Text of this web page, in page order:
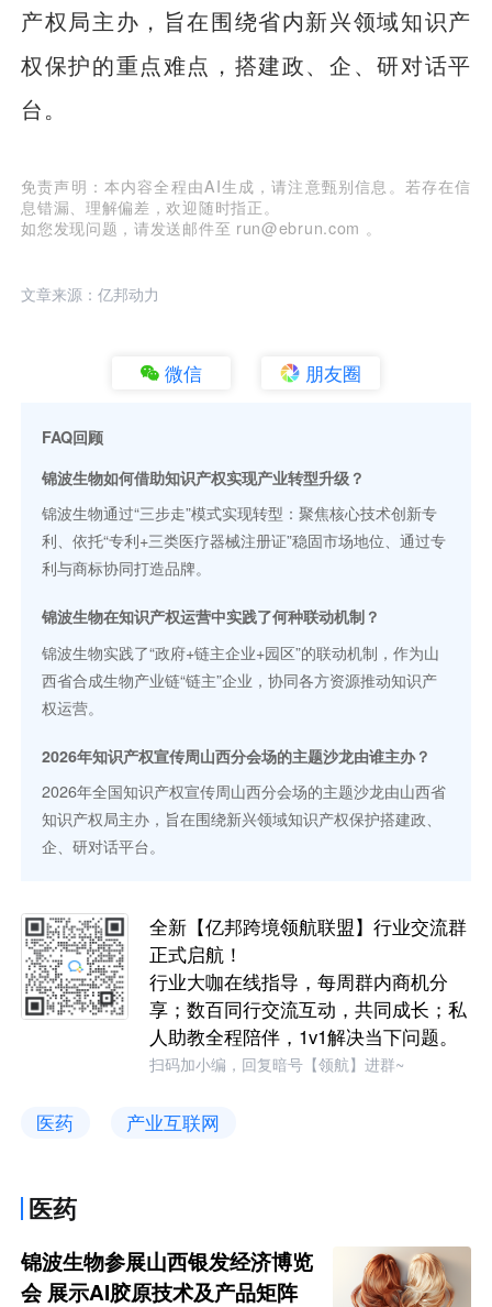
产权局主办，旨在围绕省内新兴领域知识产
权保护的重点难点，搭建政、企、研对话平
台。
免责声明：本内容全程由AI生成，请注意甄别信息。若存在信
息错漏、理解偏差，欢迎随时指正。
如您发现问题，请发送邮件至 run@ebrun.com 。
文章来源：亿邦动力
微信 朋友圈
FAQ回顾
锦波生物如何借助知识产权实现产业转型升级？
锦波生物通过“三步走”模式实现转型：聚焦核心技术创新专
利、依托“专利+三类医疗器械注册证”稳固市场地位、通过专
利与商标协同打造品牌。
锦波生物在知识产权运营中实践了何种联动机制？
锦波生物实践了“政府+链主企业+园区”的联动机制，作为山
西省合成生物产业链“链主”企业，协同各方资源推动知识产
权运营。
2026年知识产权宣传周山西分会场的主题沙龙由谁主办？
2026年全国知识产权宣传周山西分会场的主题沙龙由山西省
知识产权局主办，旨在围绕新兴领域知识产权保护搭建政、
企、研对话平台。
全新【亿邦跨境领航联盟】行业交流群
正式启航！
行业大咖在线指导，每周群内商机分
享；数百同行交流互动，共同成长；私
人助教全程陪伴，1v1解决当下问题。
扫码加小编，回复暗号【领航】进群~
医药 产业互联网
医药
锦波生物参展山西银发经济博览
会 展示AI胶原技术及产品矩阵